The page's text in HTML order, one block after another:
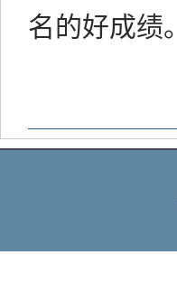
名的好成绩。